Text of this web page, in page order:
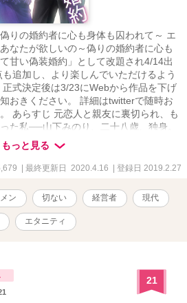
りの婚約者に心も身体も囚われて～ エ
なたが欲しいの～偽りの婚約者に心も
甘い偽装婚約」として改題され4/14出
追加し、より楽しんでいただけるよう
式決定後は3/23にWebから作品を下げ
おきください。 詳細はtwitterで随時お
あらすじ 元恋人と親友に裏切られ、も
た私──山下みのり、二十八歳、独身。
趣味といったら、ネットゲームに漫
の祖父の頼みで、ウェディングドレス
て来いって──こんなことならば、彼氏が
もなんだ」と声をかけられる。 芸能人
私に都合のいい〝契約〟の話を持ちか
ない。 もちろんあなたにも。 だから、
。 もう長くはない最愛の家族のため
フェに投稿していた「偽装婚約」を大
ます。話の内容は変わっておりませ
もっと見る
| 最終更新日 2020.4.16 | 登録日 2019.2.27
ン 切ない 経営者 現代
エタニティ
21